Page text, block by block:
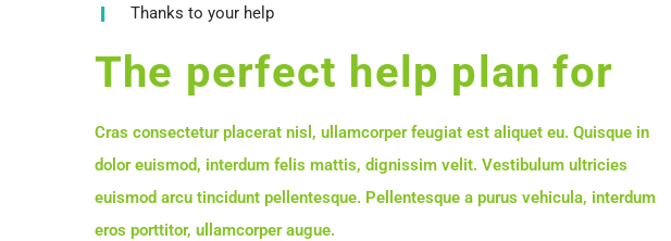
Thanks to your help
The perfect help plan for
Cras consectetur placerat nisl, ullamcorper feugiat est aliquet eu. Quisque in
dolor euismod, interdum felis mattis, dignissim velit. Vestibulum ultricies
euismod arcu tincidunt pellentesque. Pellentesque a purus vehicula, interdum
eros porttitor, ullamcorper augue.